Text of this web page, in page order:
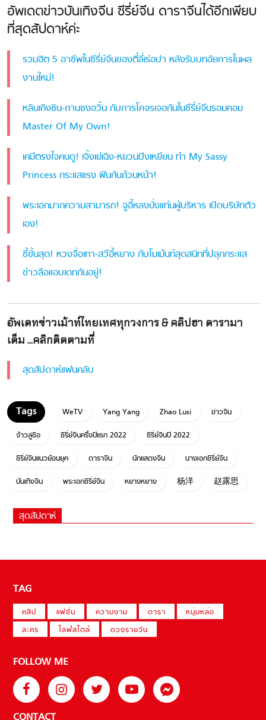
อัพเดตข่าวบันเทิงจีน ซีรี่ย์จีน ดาราจีนได้อีกเพียบ
ที่สุดสัปดาห์ค่ะ
รวมฮิต 5 อาชีพในซีรี่ย์จีนของตี๋ลี่เร่อปา หลังรับบทอัยการในผล
งานใหม่!
หลินเกิงซิน-ถานซงอวิ้น กับการโคจรเจอกันในซีรี่ย์จีนรอมคอม
Master Of My Own!
เคมีตรงใจคนดู! เจิ้งเย่เฉิง-หยวนปิงเหยียน ทำ My Sassy
Princess กระแสแรง ฟินกันถ้วนหน้า!
พระเอกมากความสามารถ! จูอี้หลงนั่งแท่นผู้บริหาร เปิดบริษัทตัว
เอง!
ซี้ขั้นสุด! หวงจื่อเทา-สวีอี้หยาง กับโมเม้นท์สุดสนิทที่ปลุกกระแส
ข่าวลือแอบเดทกันอยู่!
อัพเดทข่าวเม้าท์ไทยเทศทุกวงการ & คลิปฮา ดารามา
เต็ม ...คลิกติดตามที่
สุดสัปดาห์แฟนคลับ
WeTV Yang Yang Zhao Lusi
ข่าวจีน
จ้าวลู่ซือ
ซีรี่ย์จีนครึ่งปีแรก 2022
ซีรี่ย์จีนปี 2022
ซีรี่ย์จีนแนวย้อนยุค
ดาราจีน นักแสดงจีน
นางเอกซีรี่ย์จีน
บันเทิงจีน
พระเอกซีรี่ย์จีน หยางหยาง 杨洋 赵露思
สุดสัปดาห์
TAG
คลิป แฟชั่น ความงาม ดารา
หนุ่มหล่อ
ละคร
ไลฟ์สไตล์ ดวงรายวัน
FOLLOW ME